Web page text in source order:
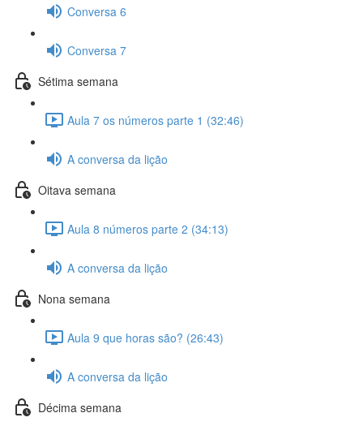
Conversa 6
Conversa 7
Sétima semana
Aula 7 os números parte 1 (32:46)
A conversa da lição
Oitava semana
Aula 8 números parte 2 (34:13)
A conversa da lição
Nona semana
Aula 9 que horas são? (26:43)
A conversa da lição
Décima semana